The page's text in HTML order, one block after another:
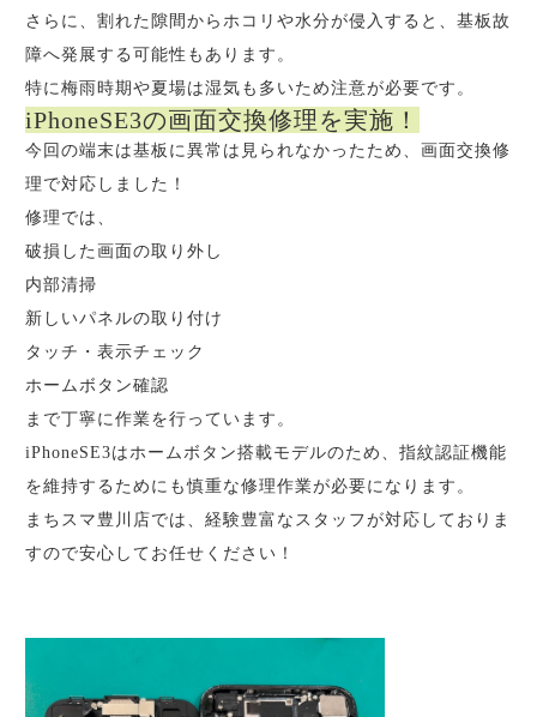
さらに、割れた隙間からホコリや水分が侵入すると、基板故
障へ発展する可能性もあります。
特に梅雨時期や夏場は湿気も多いため注意が必要です。
iPhoneSE3の画面交換修理を実施！
今回の端末は基板に異常は見られなかったため、画面交換修
理で対応しました！
修理では、
破損した画面の取り外し
内部清掃
新しいパネルの取り付け
タッチ・表示チェック
ホームボタン確認
まで丁寧に作業を行っています。
iPhoneSE3はホームボタン搭載モデルのため、指紋認証機能
を維持するためにも慎重な修理作業が必要になります。
まちスマ豊川店では、経験豊富なスタッフが対応しておりま
すので安心してお任せください！